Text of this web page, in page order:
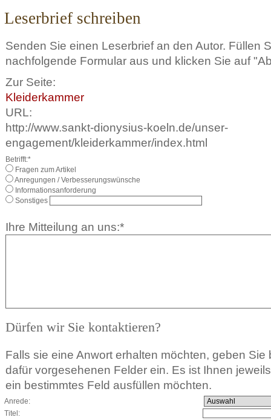
Leserbrief schreiben
Senden Sie einen Leserbrief an den Autor. Füllen
nachfolgende Formular aus und klicken Sie auf
Zur Seite:
Kleiderkammer
URL:
http://www.sankt-dionysius-koeln.de/unser-
engagement/kleiderkammer/index.html
Betrifft:*
Fragen zum Artikel
Anregungen / Verbesserungswünsche
Informationsanforderung
Sonstiges
Ihre Mitteilung an uns:*
Dürfen wir Sie kontaktieren?
Falls sie eine Anwort erhalten möchten, geben Sie
dafür vorgesehenen Felder ein. Es ist Ihnen
ein bestimmtes Feld ausfüllen möchten.
Anrede:
Titel: